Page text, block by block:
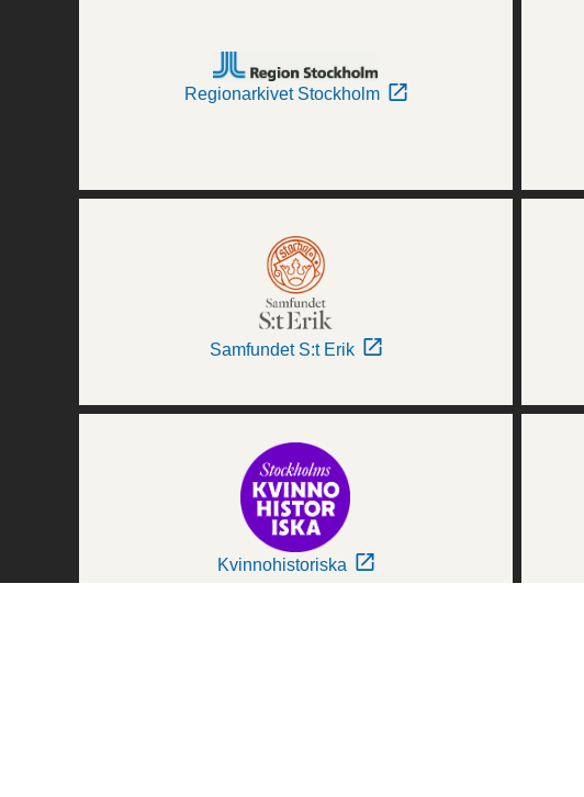
Regionarkivet Stockholm
Samfundet S:t Erik
Kvinnohistoriska